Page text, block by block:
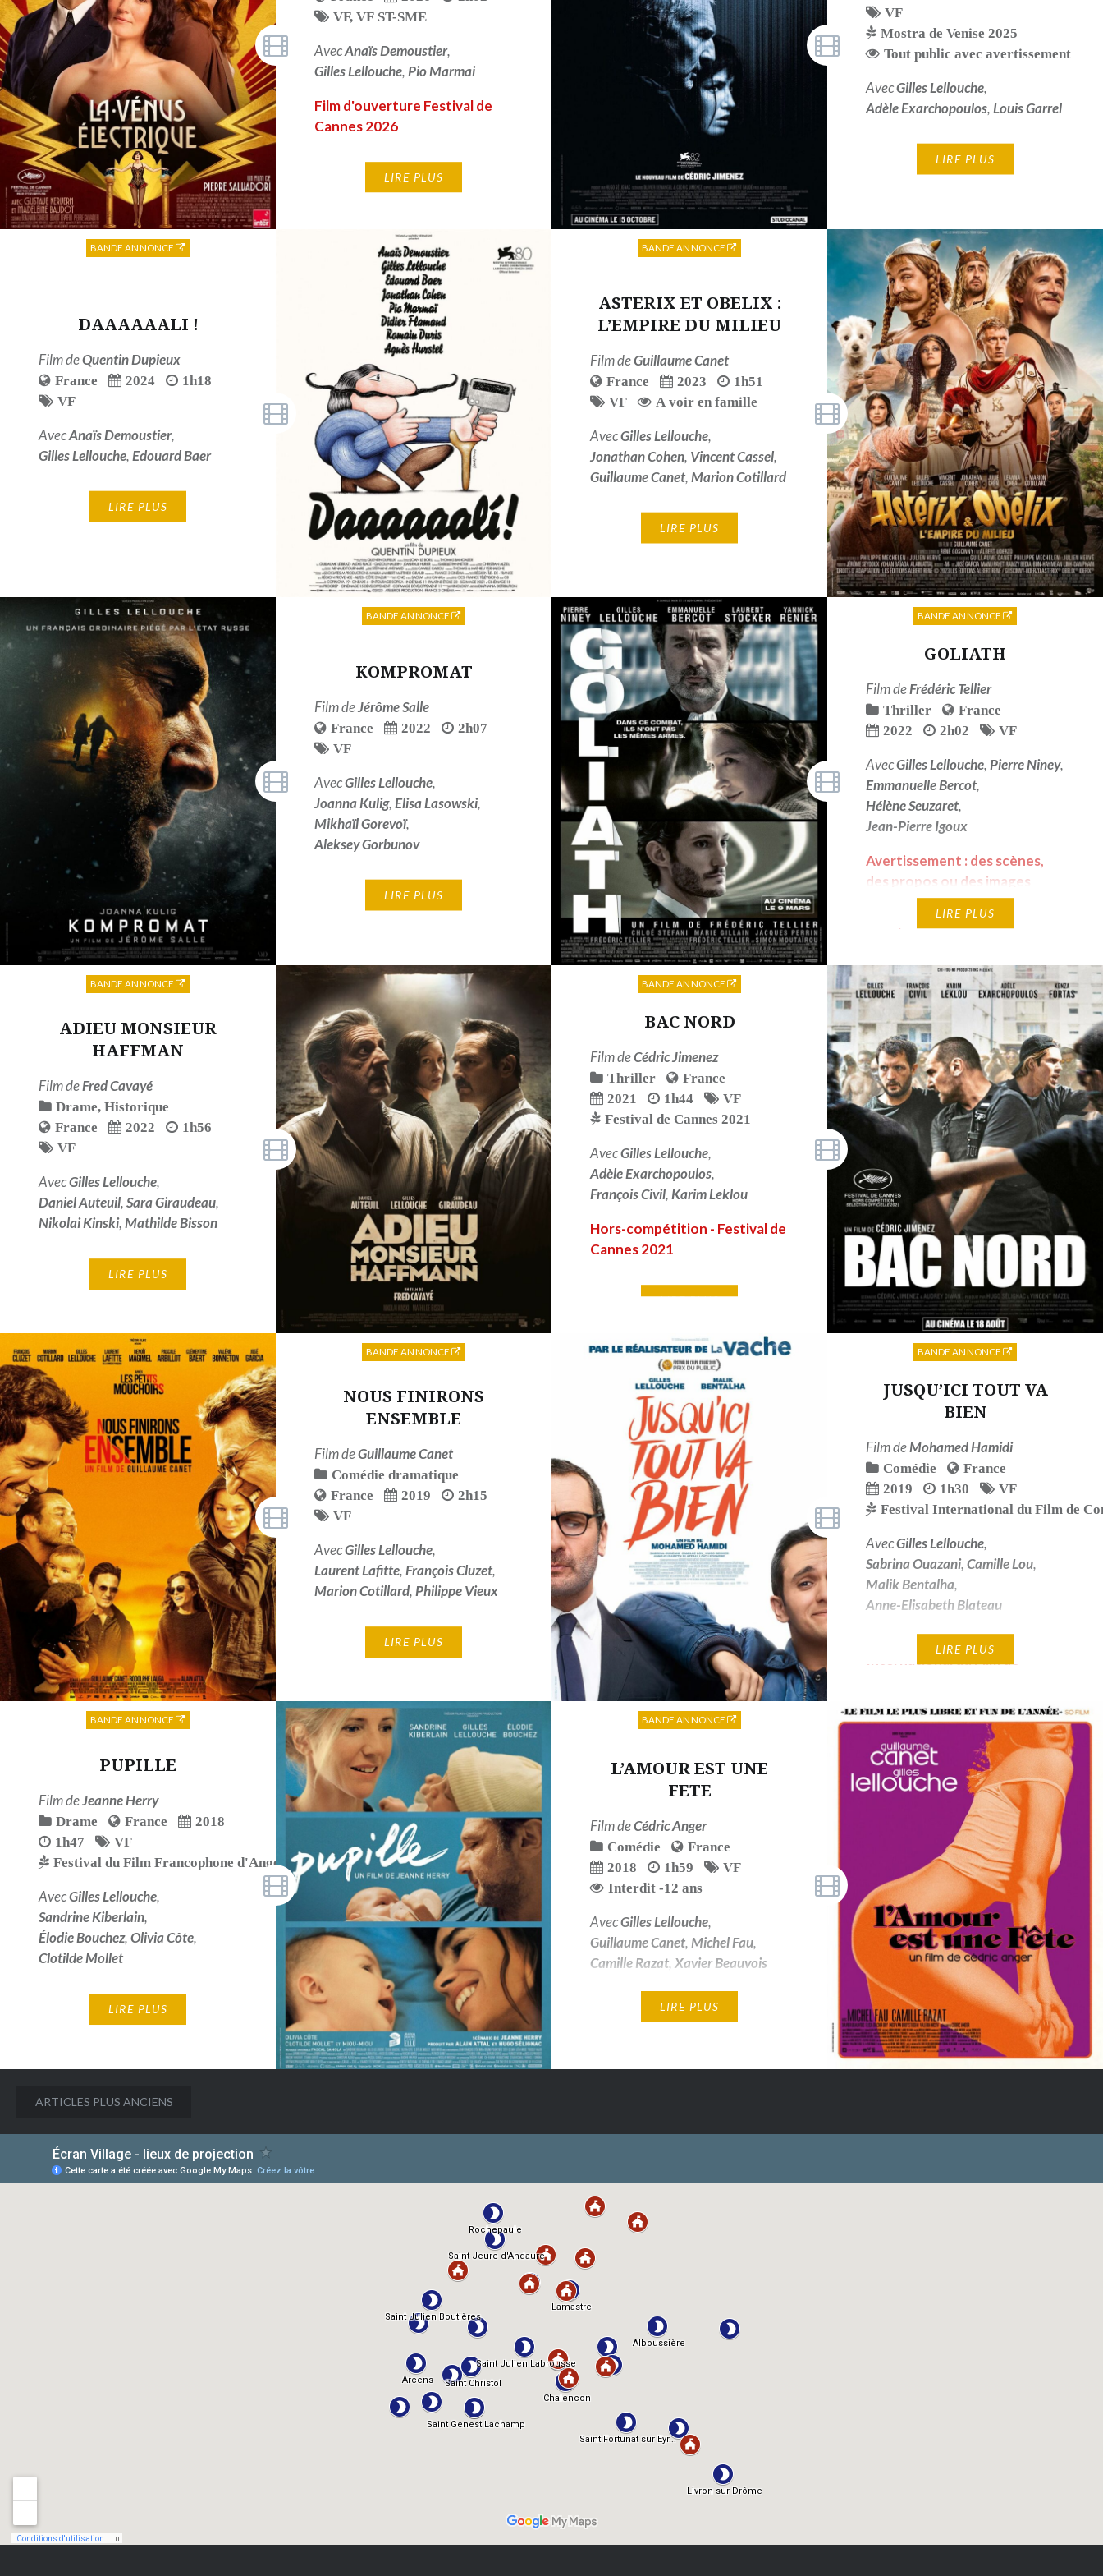
VF,VF ST-SME
AvecAnaïs Demoustier,
Gilles Lellouche,Pio Marmai
Film d'ouverture Festival de
Cannes 2026
LIRE PLUS
VF
Mostra de Venise 2025
Tout public avec avertissement
AvecGilles Lellouche,
Adèle Exarchopoulos,Louis Garrel
LIRE PLUS
DAAAAAALI !
Film deQuentin Dupieux
France 2024
1h18
VF
AvecAnaïs Demoustier,
Gilles Lellouche,Edouard Baer
LIRE PLUS
BANDE ANNONCE
ASTERIX ET OBELIX :
L’EMPIRE DU MILIEU
Film deGuillaume Canet
France 2023
1h51
VF
A voir en famille
AvecGilles Lellouche,
Jonathan Cohen, Vincent Cassel,
Guillaume Canet,Marion Cotillard
LIRE PLUS
BANDE ANNONCE
KOMPROMAT
Film deJérôme Salle
France 2022
2h07
VF
AvecGilles Lellouche,
Joanna Kulig,Elisa Lasowski,
Mikhaïl Gorevoï,
Aleksey Gorbunov
LIRE PLUS
BANDE ANNONCE
GOLIATH
Film deFrédéric Tellier
Thriller
France
2022
2h02 VF
AvecGilles Lellouche,Pierre Niney,
Emmanuelle Bercot,
Hélène Seuzaret,
Jean-Pierre Igoux
Avertissement : des scènes,
des propos ou des images
peuvent heurter la sensibilité
des spectateurs
LIRE PLUS
BANDE ANNONCE
ADIEU MONSIEUR
HAFFMAN
Film deFred Cavayé
Drame,Historique
France
2022
1h56
VF
AvecGilles Lellouche,
Daniel Auteuil,Sara Giraudeau,
Nikolai Kinski,Mathilde Bisson
LIRE PLUS
BANDE ANNONCE
BAC NORD
Film deCédric Jimenez
Thriller
France
2021
1h44
VF
Festival de Cannes 2021
AvecGilles Lellouche,
Adèle Exarchopoulos,
François Civil,Karim Leklou
Hors-compétition - Festival de
Cannes 2021
LIRE PLUS
BANDE ANNONCE
NOUS FINIRONS
ENSEMBLE
Film deGuillaume Canet
Comédie dramatique
France
2019
2h15
VF
AvecGilles Lellouche,
Laurent Lafitte,François Cluzet,
Marion Cotillard,Philippe Vieux
LIRE PLUS
BANDE ANNONCE
JUSQU’ICI TOUT VA
BIEN
Film deMohamed Hamidi
Comédie
France
2019
1h30
VF
Festival International du Film de
AvecGilles Lellouche,
Sabrina Ouazani,Camille Lou,
Malik Bentalha,
Anne-Elisabeth Blateau
Prix du Public - Festival
International du Film de
LIRE PLUS
BANDE ANNONCE
PUPILLE
Film deJeanne Herry
Drame France
2018
1h47
VF
Festival du Film Francophone d'Angoulême 2018
AvecGilles Lellouche,
Sandrine Kiberlain,
Élodie Bouchez,Olivia Côte,
Clotilde Mollet
LIRE PLUS
BANDE ANNONCE
L’AMOUR EST UNE
FETE
Film deCédric Anger
Comédie
France
2018
1h59
VF
Interdit -12 ans
AvecGilles Lellouche,
Guillaume Canet, Michel Fau,
Camille Razat,Xavier Beauvois
LIRE PLUS
BANDE ANNONCE
Navigation
articles
ARTICLES PLUS ANCIENS